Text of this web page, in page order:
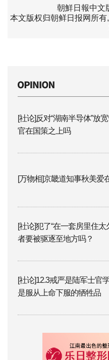
朝鮮日報中文
本文版权归朝鲜日报网所
[社论]反对“湖南半导体”放
官在国策之上吗
[万物相]京畿道知事秋美爱
[社论]犯了“在一套房里住太
者要被驱逐至地方吗？
[社论]12.3戒严是陆军士官
是服从上命下服的牺牲品